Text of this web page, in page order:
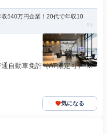
540万円企業！20代で年収10
自動車免許（AT限定可） ※
気になる